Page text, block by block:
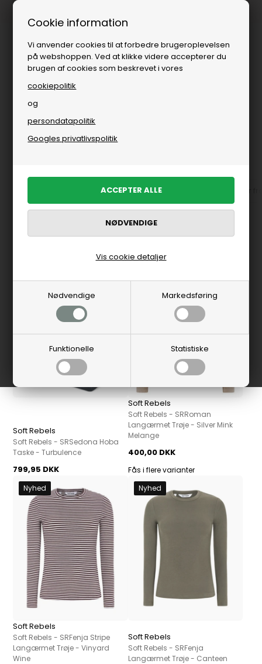
Cookie information
Vi anvender cookies til at forbedre brugeroplevelsen
på webshoppen. Ved at klikke videre accepterer du
brugen af cookies som beskrevet i vores
cookiepolitik
og
persondatapolitik
Googles privatlivspolitik
Nødvendige Markedsføring
Funktionelle Statistiske
Vis cookie detaljer
Brands»Kvinde
Bluser fra Soft Rebels Bukser fra Soft Rebels
FILTRER PRODUKTER
Soft Rebels
Soft Rebels - SRSedona Hoba
Taske - Turbulence
799,95 DKK
Soft Rebels
Soft Rebels - SRRoman
Langærmet Trøje - Silver Mink
Melange
400,00 DKK
Fås i flere varianter
Nyhed
Soft Rebels
Soft Rebels - SRFenja Stripe
Langærmet Trøje - Vinyard
Wine
Nyhed
Soft Rebels
Soft Rebels - SRFenja
Langærmet Trøje - Canteen